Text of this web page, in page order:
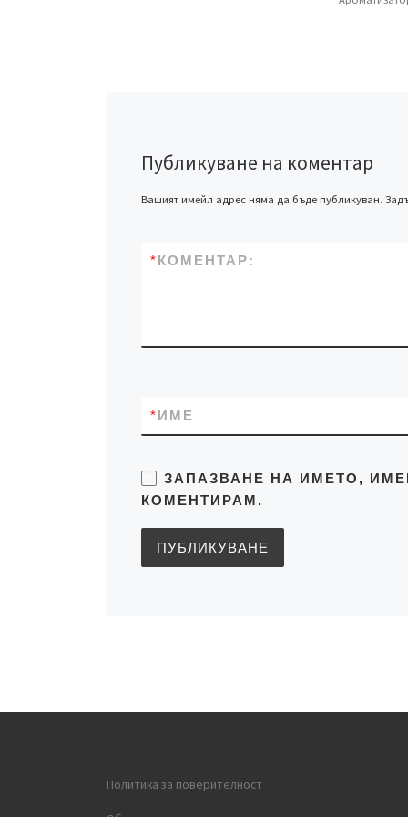
Публикуване на коментар
Вашият имейл адрес няма да бъде публикуван.
КОМЕНТАР:
*
ИМЕ
*
ЗАПАЗВАНЕ НА ИМЕТО,
КОМЕНТИРАМ.
Политика за поверителност